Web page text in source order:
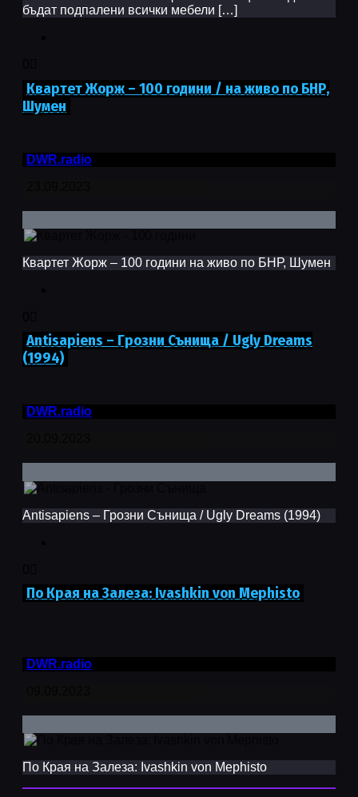
бъдат подпалени всички мебели […]
Квартет Жорж – 100 години / на живо по БНР,
Шумен
DWR.radio
Квартет Жорж – 100 години на живо по БНР, Шумен
Antisapiens – Грозни Сънища / Ugly Dreams
(1994)
DWR.radio
Antisapiens – Грозни Сънища / Ugly Dreams (1994)
По Края на Залеза: Ivashkin von Mephisto
DWR.radio
По Края на Залеза: Ivashkin von Mephisto